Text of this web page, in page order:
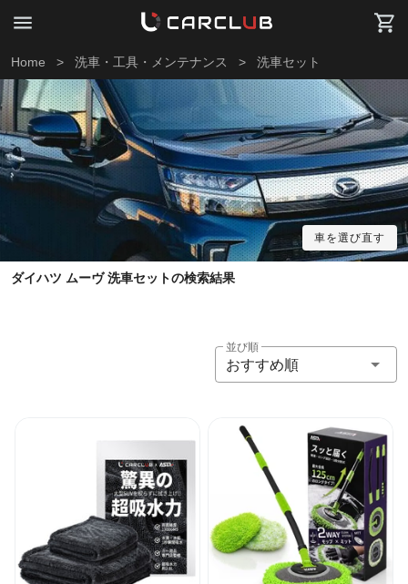
Home > 洗車・工具・メンテナンス > 洗車セット
車を選び直す
ダイハツ ムーヴ 洗車セットの検索結果
並び順
おすすめ順